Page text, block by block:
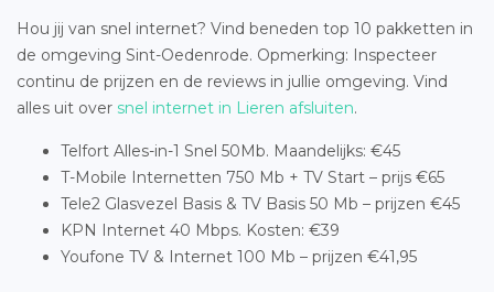
Hou jij van snel internet? Vind beneden top 10 pakketten in
de omgeving Sint-Oedenrode. Opmerking: Inspecteer
continu de prijzen en de reviews in jullie omgeving. Vind
alles uit over snel internet in Lieren afsluiten.
Telfort Alles-in-1 Snel 50Mb. Maandelijks: €45
T-Mobile Internetten 750 Mb + TV Start – prijs €65
Tele2 Glasvezel Basis & TV Basis 50 Mb – prijzen €45
KPN Internet 40 Mbps. Kosten: €39
Youfone TV & Internet 100 Mb – prijzen €41,95